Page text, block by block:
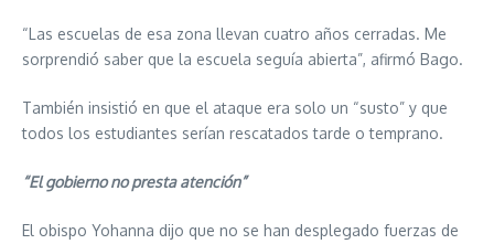
“Las escuelas de esa zona llevan cuatro años cerradas. Me
sorprendió saber que la escuela seguía abierta”, afirmó Bago.
También insistió en que el ataque era solo un “susto” y que
todos los estudiantes serían rescatados tarde o temprano.
“El gobierno no presta atención”
El obispo Yohanna dijo que no se han desplegado fuerzas de